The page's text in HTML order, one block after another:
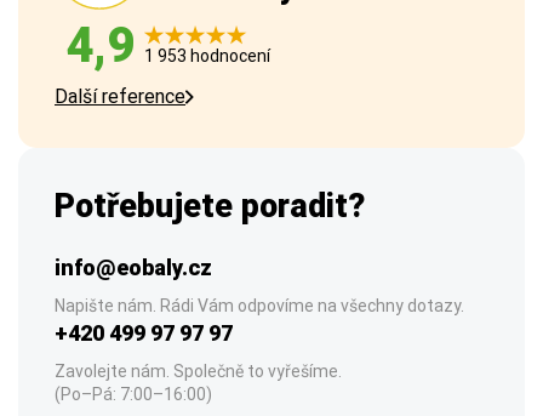
4,9 1 953 hodnocení
Další reference
Potřebujete poradit?
info@eobaly.cz
Napište nám. Rádi Vám odpovíme na všechny dotazy.
+420 499 97 97 97
Zavolejte nám. Společně to vyřešíme.
(Po–Pá: 7:00–16:00)